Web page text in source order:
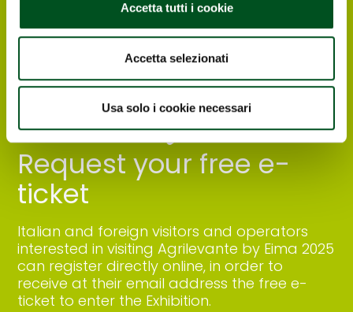
Accetta tutti i cookie
Accetta selezionati
Usa solo i cookie necessari
Request your free e-
ticket
Italian and foreign visitors and operators
interested in visiting Agrilevante by Eima 2025
can register directly online, in order to
receive at their email address the free e-
ticket to enter the Exhibition.